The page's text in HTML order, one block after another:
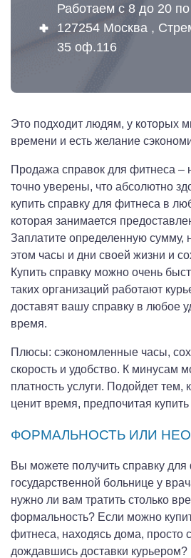
Работаем с 8 до 20
127254 Москва ,
35 оф.116
Это подходит людям, у которых
времени и есть желание
Продажа справок для фитнеса –
точно уверены, что абсолютно
купить справку для фитнеса в
которая занимается
Заплатите определенную сумму,
этом часы и дни своей жизни и
Купить справку можно очень
таких организаций работают
доставят вашу справку в любое
время.
Плюсы: сэкономленные часы,
скорость и удобство. К минусам
платность услуги. Подойдет тем,
ценит время, предпочитая
ФОРМАЛЬНОСТЬ ИЛИ
Вы можете получить справку для
государственной больнице у
нужно ли вам тратить столько
формальность? Если можно
фитнеса, находясь дома, просто
дождавшись доставки курьером?